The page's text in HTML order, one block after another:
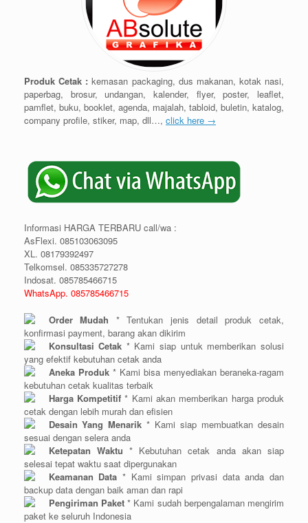
Produk Cetak : kemasan packaging, dus makanan, kotak nasi,
paperbag, brosur, undangan, kalender, flyer, poster, leaflet,
pamflet, buku, booklet, agenda, majalah, tabloid, buletin, katalog,
company profile, stiker, map, dll…, click here →
Informasi HARGA TERBARU call/wa :
AsFlexi. 085103063095
XL. 08179392497
Telkomsel. 085335727278
Indosat. 085785466715
WhatsApp. 085785466715
Order Mudah * Tentukan jenis detail produk cetak,
konfirmasi payment, barang akan dikirim
Konsultasi Cetak * Kami siap untuk memberikan solusi
yang efektif kebutuhan cetak anda
Aneka Produk * Kami bisa menyediakan beraneka-ragam
kebutuhan cetak kualitas terbaik
Harga Kompetitif* Kami akan memberikan harga produk
cetak dengan lebih murah dan efisien
Desain Yang Menarik * Kami siap membuatkan desain
sesuai dengan selera anda
Ketepatan Waktu * Kebutuhan cetak anda akan siap
selesai tepat waktu saat dipergunakan
Keamanan Data * Kami simpan privasi data anda dan
backup data dengan baik aman dan rapi
Pengiriman Paket* Kami sudah berpengalaman mengirim
paket ke seluruh Indonesia